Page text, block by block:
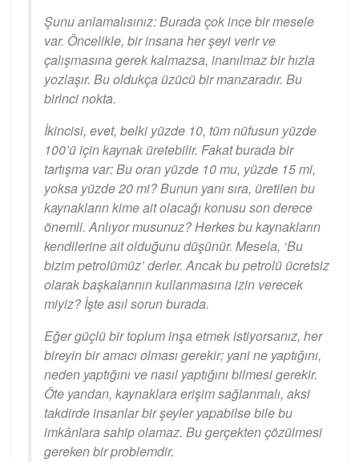
Şunu anlamalısınız: Burada çok ince bir mesele
var. Öncelikle, bir insana her şeyi verir ve
çalışmasına gerek kalmazsa, inanılmaz bir hızla
yozlaşır. Bu oldukça üzücü bir manzaradır. Bu
birinci nokta.
İkincisi, evet, belki yüzde 10, tüm nüfusun yüzde
100’ü için kaynak üretebilir. Fakat burada bir
tartışma var: Bu oran yüzde 10 mu, yüzde 15 mi,
yoksa yüzde 20 mi? Bunun yanı sıra, üretilen bu
kaynakların kime ait olacağı konusu son derece
önemli. Anlıyor musunuz? Herkes bu kaynakların
kendilerine ait olduğunu düşünür. Mesela, ‘Bu
bizim petrolümüz’ derler. Ancak bu petrolü ücretsiz
olarak başkalarının kullanmasına izin verecek
miyiz? İşte asıl sorun burada.
Eğer güçlü bir toplum inşa etmek istiyorsanız, her
bireyin bir amacı olması gerekir; yani ne yaptığını,
neden yaptığını ve nasıl yaptığını bilmesi gerekir.
Öte yandan, kaynaklara erişim sağlanmalı, aksi
takdirde insanlar bir şeyler yapabilse bile bu
imkânlara sahip olamaz. Bu gerçekten çözülmesi
gereken bir problemdir.